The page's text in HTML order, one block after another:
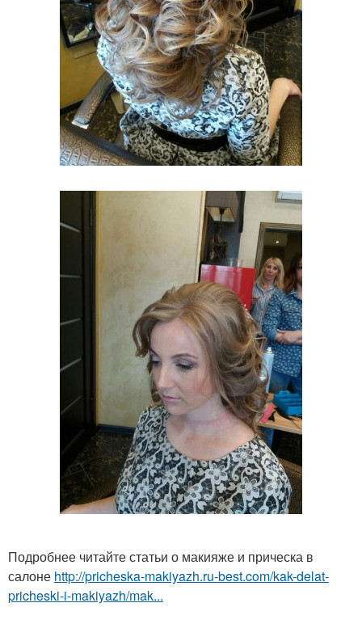
Подробнее читайте статьи о макияже и прическа в
салоне http://pricheska-makiyazh.ru-best.com/kak-delat-
pricheski-i-makiyazh/mak...